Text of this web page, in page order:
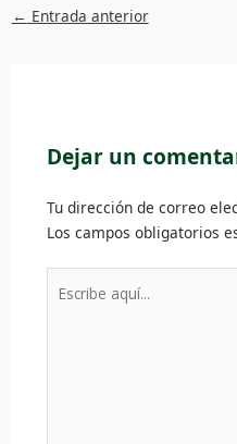
← Entrada anterior
Dejar un
Tu dirección de correo
Los campos obligatorios